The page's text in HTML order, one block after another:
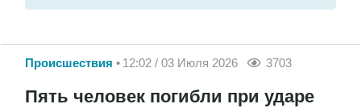
Происшествия 12:02 / 03 Июля 2026 3703
Пять человек погибли при ударе